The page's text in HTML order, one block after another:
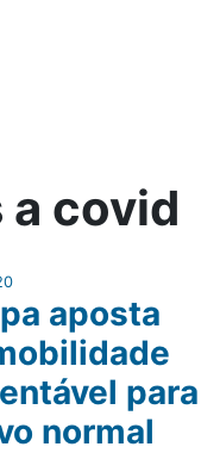
covid
aposta
para
normal